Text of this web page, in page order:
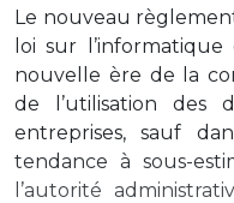
Le nouveau
loi sur
nouvelle ère de la
de l’utilisation des
entreprises, sauf
tendance à sous-
l’autorité